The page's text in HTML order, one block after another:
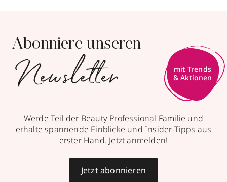
Abonniere unseren
Newsletter
mit Trends
& Aktionen
Werde Teil der Beauty Professional Familie und
erhalte spannende Einblicke und Insider-Tipps aus
erster Hand. Jetzt anmelden!
Jetzt abonnieren